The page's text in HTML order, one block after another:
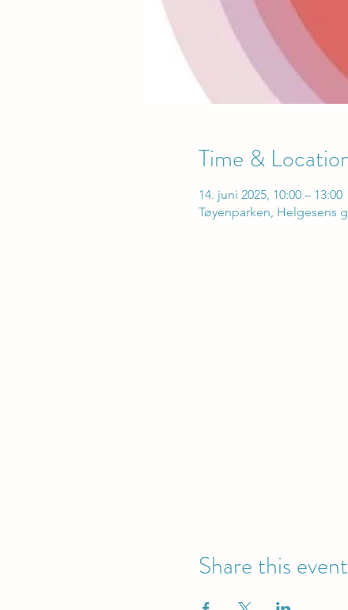
Time &
14. juni 2025, 10:00 – 13:00
Tøyenparken, Helgesens
Share this event